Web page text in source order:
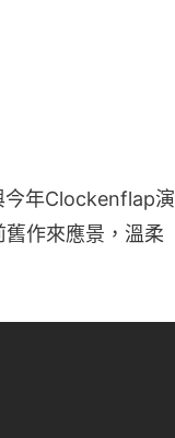
今年Clockenflap演
作來應景，溫柔